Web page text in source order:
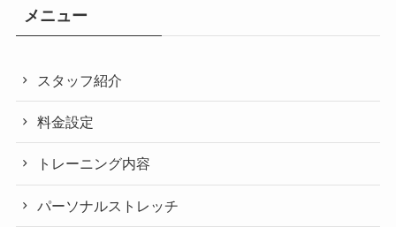
メニュー
スタッフ紹介
料金設定
トレーニング内容
パーソナルストレッチ